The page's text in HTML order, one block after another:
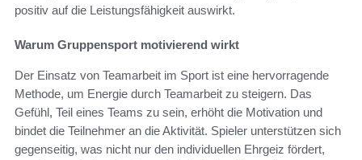
positiv auf die Leistungsfähigkeit auswirkt.
Warum Gruppensport motivierend wirkt
Der Einsatz von Teamarbeit im Sport ist eine hervorragende
Methode, um Energie durch Teamarbeit zu steigern. Das
Gefühl, Teil eines Teams zu sein, erhöht die Motivation und
bindet die Teilnehmer an die Aktivität. Spieler unterstützen sich
gegenseitig, was nicht nur den individuellen Ehrgeiz fördert,